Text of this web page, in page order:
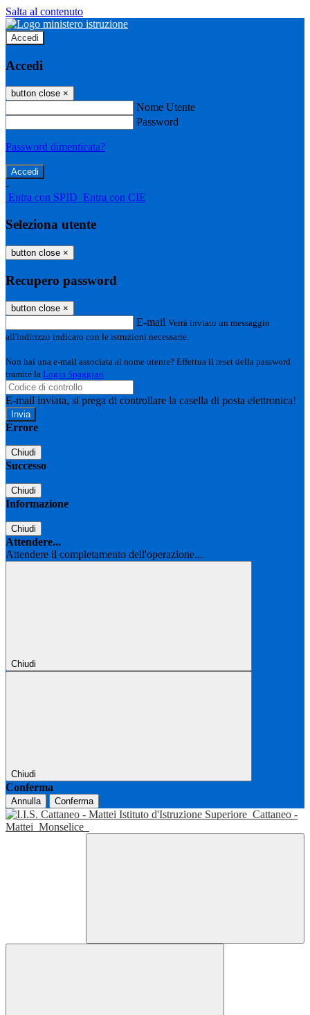
Salta al contenuto
Accedi
Accedi
button close ×
Nome Utente
Password
Password dimenticata?
-
Entra con SPID Entra con CIE
Seleziona utente
button close ×
Recupero password
button close ×
E-mail Verrà inviato un messaggio
all'indirizzo indicato con le istruzioni necessarie.
Non hai una e-mail associata al nome utente? Effettua il reset della password
tramite la Login Spaggiari
E-mail inviata, si prega di controllare la casella di posta elettronica!
Errore
Chiudi
Successo
Chiudi
Informazione
Chiudi
Attendere...
Attendere il completamento dell'operazione...
Chiudi
Chiudi
Conferma
Annulla Conferma
Istituto d'Istruzione Superiore Cattaneo -
Mattei Monselice